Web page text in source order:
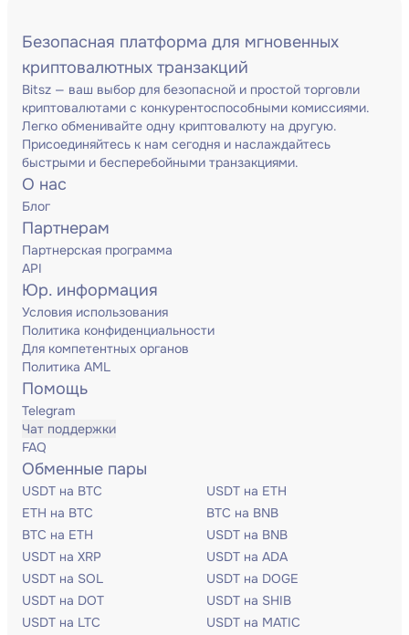
Безопасная платформа для мгновенных
криптовалютных транзакций
Bitsz — ваш выбор для безопасной и простой торговли
криптовалютами с конкурентоспособными комиссиями.
Легко обменивайте одну криптовалюту на другую.
Присоединяйтесь к нам сегодня и наслаждайтесь
быстрыми и бесперебойными транзакциями.
О нас
Блог
Партнерам
Партнерская программа
API
Юр. информация
Условия использования
Политика конфиденциальности
Для компетентных органов
Политика AML
Помощь
Telegram
Чат поддержки
FAQ
Обменные пары
USDT на BTC
USDT на ETH
ETH на BTC
BTC на BNB
BTC на ETH
USDT на BNB
USDT на XRP
USDT на ADA
USDT на SOL
USDT на DOGE
USDT на DOT
USDT на SHIB
USDT на LTC
USDT на MATIC